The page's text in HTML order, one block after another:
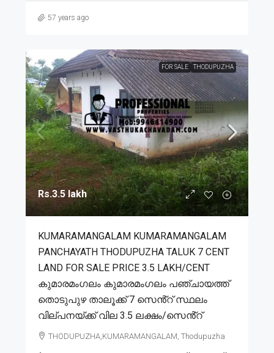
57 years ago
FOR SALE THODUPUZHA
Rs.3.5 lakh
KUMARAMANGALAM KUMARAMANGALAM
PANCHAYATH THODUPUZHA TALUK 7 CENT
LAND FOR SALE PRICE 3.5 LAKH/CENT
കുമാരമംഗലം കുമാരമംഗലം പഞ്ചായത്ത്
തൊടുപുഴ താലൂക്ക് 7 സെൻ്റ് സ്ഥലം
വില്പനയ്ക്ക് വില 3.5 ലക്ഷം/സെൻ്റ്
THODUPUZHA,KUMARAMANGALAM, Thodupuzha